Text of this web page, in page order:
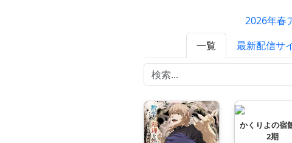
2026年春
一覧
最新配信サ
かくりよの宿
2期